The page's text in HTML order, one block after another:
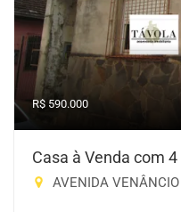
R$ 590.000
Casa à Venda com
AVENIDA VENÂNCIO